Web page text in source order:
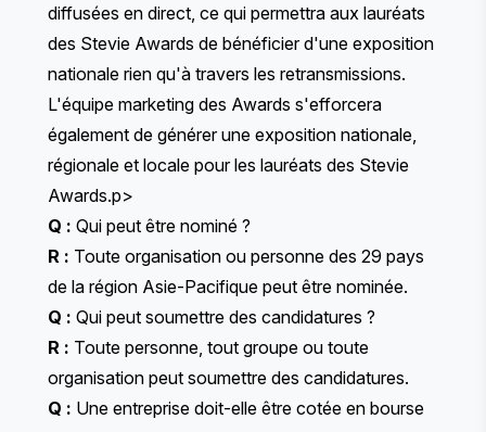
diffusées en direct, ce qui permettra aux lauréats
des Stevie Awards de bénéficier d'une exposition
nationale rien qu'à travers les retransmissions.
L'équipe marketing des Awards s'efforcera
également de générer une exposition nationale,
régionale et locale pour les lauréats des Stevie
Awards.p>
Q : Qui peut être nominé ?
R : Toute organisation ou personne des 29 pays
de la région Asie-Pacifique peut être nominée.
Q : Qui peut soumettre des candidatures ?
R : Toute personne, tout groupe ou toute
organisation peut soumettre des candidatures.
Q : Une entreprise doit-elle être cotée en bourse